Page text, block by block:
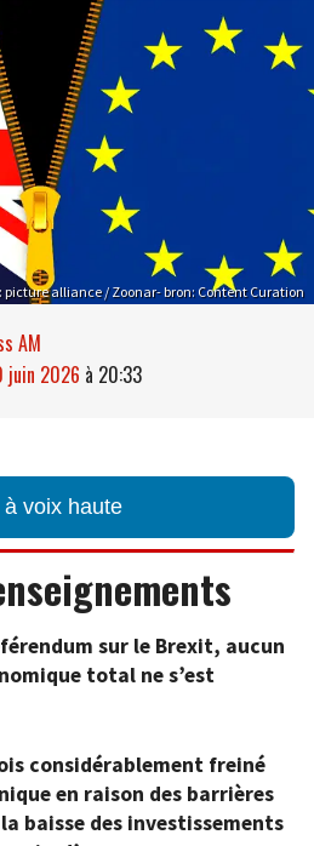
picture alliance / Zoonar- bron: Content Curation
AM
juin 2026 à 20:33
à voix haute
sur le Brexit, aucun
total ne s’est
considérablement freiné
en raison des barrières
baisse des investissements